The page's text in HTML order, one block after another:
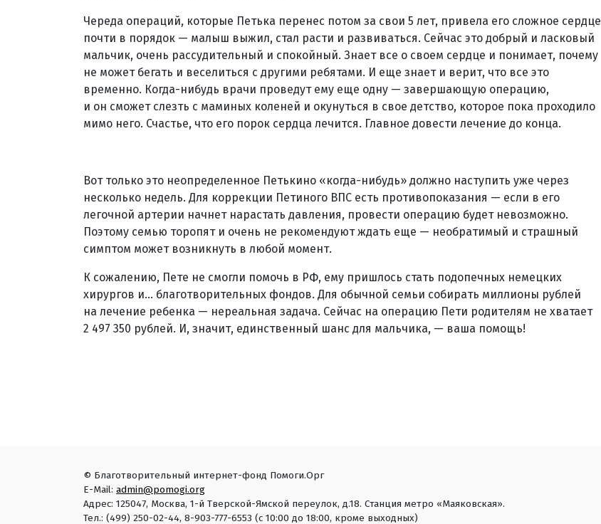
Череда операций, которые Петька перенес потом за свои 5 лет, привела его сложное сердце
почти в порядок — малыш выжил, стал расти и развиваться. Сейчас это добрый и ласковый
мальчик, очень рассудительный и спокойный. Знает все о своем сердце и понимает, почему
не может бегать и веселиться с другими ребятами. И еще знает и верит, что все это
временно. Когда-нибудь врачи проведут ему еще одну — завершающую операцию,
и он сможет слезть с маминых коленей и окунуться в свое детство, которое пока проходило
мимо него. Счастье, что его порок сердца лечится. Главное довести лечение до конца.
Вот только это неопределенное Петькино «когда-нибудь» должно наступить уже через
несколько недель. Для коррекции Петиного ВПС есть противопоказания — если в его
легочной артерии начнет нарастать давления, провести операцию будет невозможно.
Поэтому семью торопят и очень не рекомендуют ждать еще — необратимый и страшный
симптом может возникнуть в любой момент.
К сожалению, Пете не смогли помочь в РФ, ему пришлось стать подопечных немецких
хирургов и... благотворительных фондов. Для обычной семьи собирать миллионы рублей
на лечение ребенка — нереальная задача. Сейчас на операцию Пети родителям не хватает
2 497 350 рублей. И, значит, единственный шанс для мальчика, — ваша помощь!
© Благотворительный интернет-фонд Помоги.Орг
E-Mail: admin@pomogi.org
Адрес: 125047, Москва, 1-й Тверской-Ямской переулок, д.18. Станция метро «Маяковская».
Тел.: (499) 250-02-44, 8-903-777-6553 (с 10:00 до 18:00, кроме выходных)